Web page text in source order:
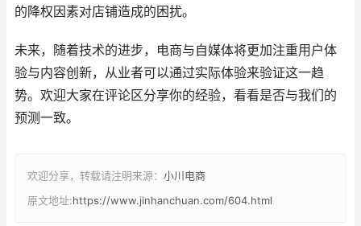
的降权因素对店铺造成的困扰。
未来，随着技术的进步，电商与自媒体将更加注重用户体
验与内容创新，从业者可以通过实际体验来验证这一趋
势。欢迎大家在评论区分享你的经验，看看是否与我们的
预测一致。
欢迎分享，转载请注明来源： 小川电商
原文地址:https://www.jinhanchuan.com/604.html